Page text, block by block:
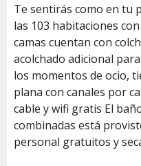
Te sentirás como en tu
las 103 habitaciones
camas cuentan con
acolchado adicional
los momentos de ocio,
plana con canales por
cable y wifi gratis El
combinadas está
personal gratuitos y